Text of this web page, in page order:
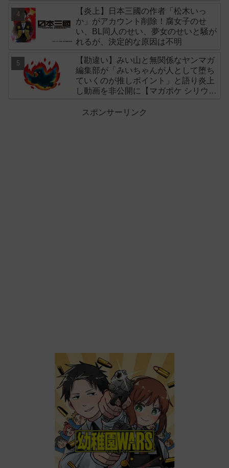
【炎上】日本三國の作者「松木いっ
か」がアカウント削除！腐女子のせ
い、BL同人のせい、夢女のせいと騒が
れるが、決定的な原因は不明
【勘違い】みい山と無関係なヤンマガ
編集部が「みいちゃんが人として堕ち
ていくのが推しポイント」と語り炎上
し動画を非公開に【マガポケ シリウ
スポンサーリンク